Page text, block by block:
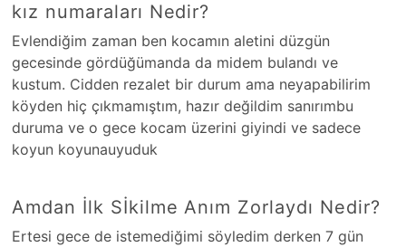
kız numaraları Nedir?
Evlendiğim zaman ben kocamın aletini düzgün
gecesinde gördüğümanda da midem bulandı ve
kustum. Cidden rezalet bir durum ama neyapabilirim
köyden hiç çıkmamıştım, hazır değildim sanırımbu
duruma ve o gece kocam üzerini giyindi ve sadece
koyun koyunauyuduk
Amdan İlk Sİkilme Anım Zorlaydı Nedir?
Ertesi gece de istemediğimi söyledim derken 7 gün